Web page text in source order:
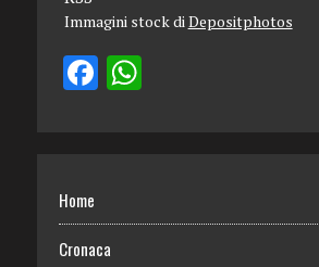
Immagini stock di Depositphotos
Home
Cronaca